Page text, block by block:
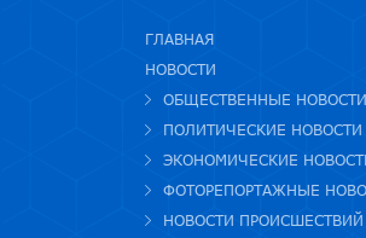
ГЛАВНАЯ
НОВОСТИ
ОБЩЕСТВЕННЫЕ НОВОСТИ
ПОЛИТИЧЕСКИЕ НОВОСТИ
ЭКОНОМИЧЕСКИЕ
ФОТОРЕПОРТАЖНЫЕ
НОВОСТИ ПРОИСШЕСТВИЙ